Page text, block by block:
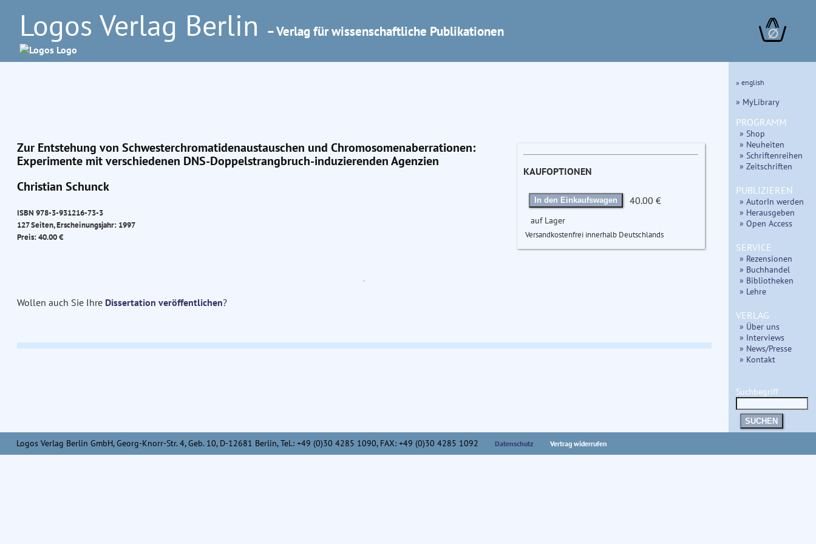
Logos Verlag Berlin – Verlag für wissenschaftliche Publikationen ∅
Zur Entstehung von Schwesterchromatidenaustauschen und Chromosomenaberrationen:
Experimente mit verschiedenen DNS-Doppelstrangbruch-induzierenden Agenzien
Christian Schunck
ISBN 978-3-931216-73-3
127 Seiten, Erscheinungsjahr: 1997
Preis: 40.00 €
KAUFOPTIONEN
In den Einkaufswagen 40.00 €
auf Lager
Versandkostenfrei innerhalb Deutschlands
Wollen auch Sie Ihre Dissertation veröffentlichen?
» english
» MyLibrary
PROGRAMM
» Shop
» Neuheiten
» Schriftenreihen
» Zeitschriften
PUBLIZIEREN
» AutorIn werden
» Herausgeben
» Open Access
SERVICE
» Rezensionen
» Buchhandel
» Bibliotheken
» Lehre
VERLAG
» Über uns
» Interviews
» News/Presse
» Kontakt
Suchbegriff
SUCHEN
Logos Verlag Berlin GmbH, Georg-Knorr-Str. 4, Geb. 10, D-12681 Berlin, Tel.: +49 (0)30 4285 1090, FAX: +49 (0)30 4285 1092 Datenschutz Vertrag widerrufen